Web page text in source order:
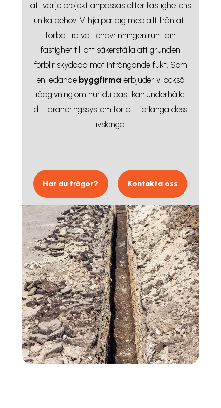
att varje projekt anpassas efter fastighetens
unika behov. Vi hjälper dig med allt från att
förbättra vattenavrinningen runt din
fastighet till att säkerställa att grunden
förblir skyddad mot inträngande fukt. Som
en ledande byggfirma erbjuder vi också
rådgivning om hur du bäst kan underhålla
ditt dräneringssystem för att förlänga dess
livslängd.
Har du frågor? Kontakta oss